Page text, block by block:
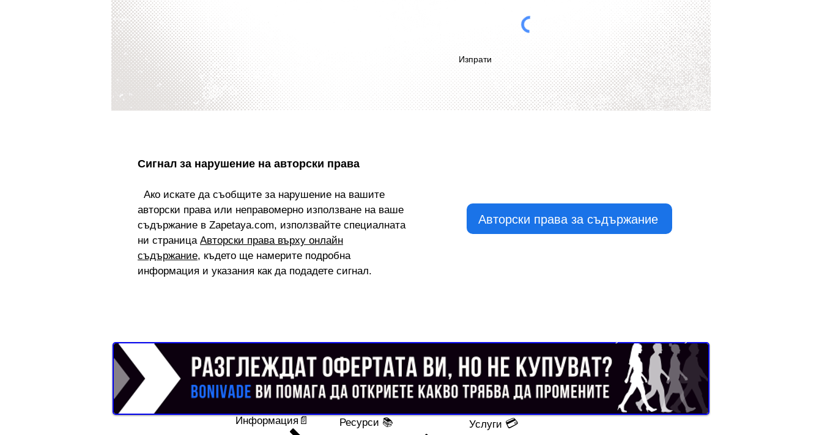
Изпрати
Сигнал за нарушение на авторски права
Ако искате да съобщите за нарушение на вашите
авторски права или неправомерно използване на ваше
съдържание в Zapetaya.com, използвайте специалната
ни страница Авторски права върху онлайн
съдържание, където ще намерите подробна
информация и указания как да подадете сигнал.
Авторски права за съдържание
Информация📄 Ресурси 📚 Услуги 💳